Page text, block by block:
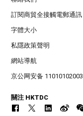
訂閱商貿全接觸電郵通訊
字體大小
私隱政策聲明
網站導航
京公网安备
關注 HKTDC